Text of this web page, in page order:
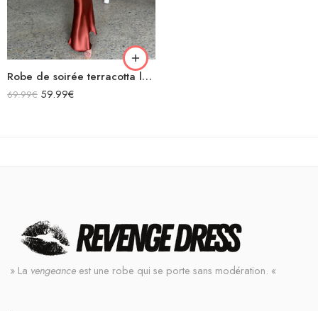
Robe de soirée terracotta longue en satin bretelles spaghetti décolleté dos nu laçage croisées dans le dos
69.99€ 59.99€
» La vengeance est une robe qui se porte sans modération. «